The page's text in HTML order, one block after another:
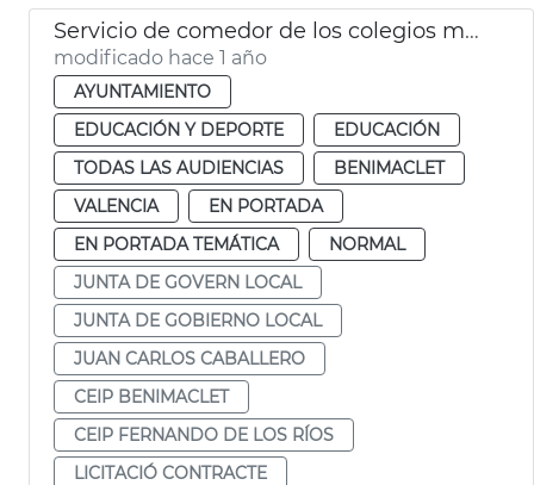
Servicio de comedor de los colegios municipales de València
modificado hace 1 año
AYUNTAMIENTO
EDUCACIÓN Y DEPORTE
EDUCACIÓN
TODAS LAS AUDIENCIAS
BENIMACLET
VALENCIA
EN PORTADA
EN PORTADA TEMÁTICA
NORMAL
JUNTA DE GOVERN LOCAL
JUNTA DE GOBIERNO LOCAL
JUAN CARLOS CABALLERO
CEIP BENIMACLET
CEIP FERNANDO DE LOS RÍOS
LICITACIÓ CONTRACTE